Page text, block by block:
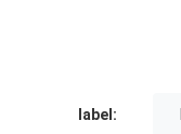
label: